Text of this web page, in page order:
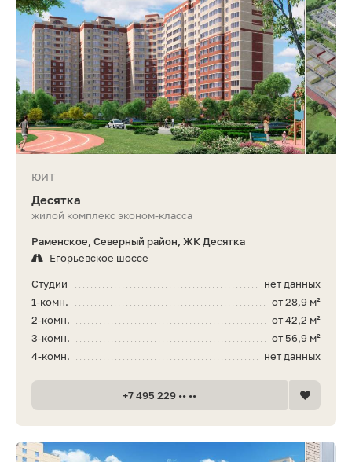
ЮИТ
Десятка
жилой комплекс эконом-класса
Раменское, Северный район, ЖК Десятка
Егорьевское шоссе
нет данных
Студии
от 28,9 м²
1-комн.
от 42,2 м²
2-комн.
от 56,9 м²
3-комн.
нет данных
4-комн.
+7 495 229 •• ••